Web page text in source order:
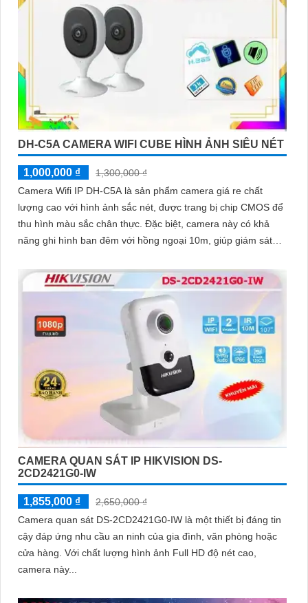
DH-C5A CAMERA WIFI CUBE HÌNH ẢNH SIÊU NÉT
1,000,000 ₫
1,300,000 ₫
Camera Wifi IP DH-C5A là sản phẩm camera giá re chất
lượng cao với hình ảnh sắc nét, được trang bị chip CMOS để
thu hình màu sắc chân thực. Đặc biệt, camera này có khả
năng ghi hình ban đêm với hồng ngoại 10m, giúp giám sát
CAMERA QUAN SÁT IP HIKVISION DS-
2CD2421G0-IW
1,855,000 ₫
2,650,000 ₫
Camera quan sát DS-2CD2421G0-IW là một thiết bị đáng tin
cậy đáp ứng nhu cầu an ninh của gia đình, văn phòng hoặc
cửa hàng. Với chất lượng hình ảnh Full HD độ nét cao,
camera này...